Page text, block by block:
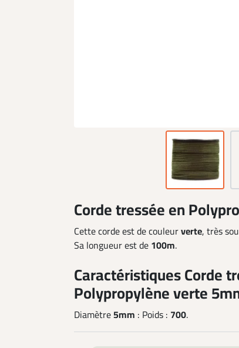
Corde tressée en
Cette corde est de couleurverte, très
Sa longueur est de 100m.
Caractéristiques Corde
Polypropylène verte
Diamètre5mm : Poids : 700.